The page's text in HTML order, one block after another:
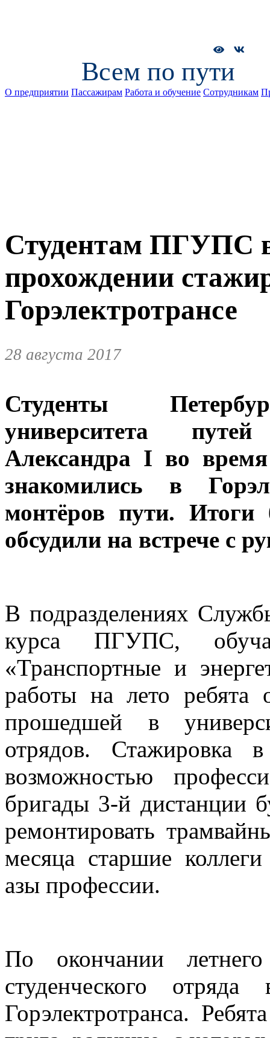
Всем по пути
О предприятии Пассажирам Работа и обучение Сотрудникам
Студентам ПГУПС
прохождении
Горэлектротрансе
28 августа 2017
Студенты
университета
Александра I во время
знакомились в
монтёров пути. Итоги
обсудили на встрече с
В подразделениях
курса ПГУПС,
«Транспортные и
работы на лето ребята
прошедшей в
отрядов. Стажировка в
возможностью
бригады 3-й дистанции
ремонтировать
месяца старшие
азы профессии.
По окончании
студенческого отряда
Горэлектротранса.